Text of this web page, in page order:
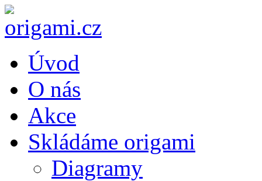
Úvod
O nás
Akce
Skládáme origami
Diagramy